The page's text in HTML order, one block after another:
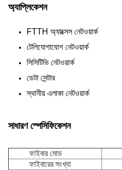
অ্যাপ্লিকেশন
FTTH অ্যাক্সেস নেটওয়ার্ক
টেলিযোগাযোগ নেটওয়ার্ক
সিসিটিভি নেটওয়ার্ক
ডেটা সেন্টার
স্থানীয় এলাকা নেটওয়ার্ক
সাধারণ স্পেসিফিকেশন
ফাইবার মোড
ফাইবারের সংখ্যা